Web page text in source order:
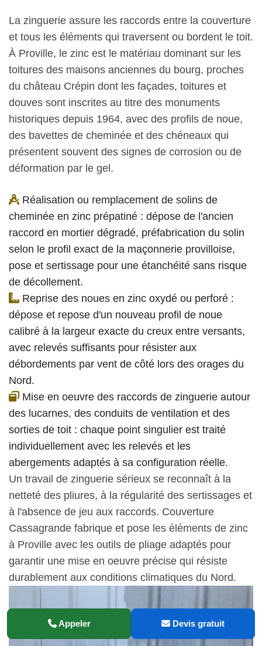
La zinguerie assure les raccords entre la couverture
et tous les éléments qui traversent ou bordent le toit.
À Proville, le zinc est le matériau dominant sur les
toitures des maisons anciennes du bourg, proches
du château Crépin dont les façades, toitures et
douves sont inscrites au titre des monuments
historiques depuis 1964, avec des profils de noue,
des bavettes de cheminée et des chéneaux qui
présentent souvent des signes de corrosion ou de
déformation par le gel.
Réalisation ou remplacement de solins de
cheminée en zinc prépatiné : dépose de l'ancien
raccord en mortier dégradé, préfabrication du solin
selon le profil exact de la maçonnerie provilloise,
pose et sertissage pour une étanchéité sans risque
de décollement.
Reprise des noues en zinc oxydé ou perforé :
dépose et repose d'un nouveau profil de noue
calibré à la largeur exacte du creux entre versants,
avec relevés suffisants pour résister aux
débordements par vent de côté lors des orages du
Nord.
Mise en oeuvre des raccords de zinguerie autour
des lucarnes, des conduits de ventilation et des
sorties de toit : chaque point singulier est traité
individuellement avec les relevés et les
abergements adaptés à sa configuration réelle.
Un travail de zinguerie sérieux se reconnaît à la
netteté des pliures, à la régularité des sertissages et
à l'absence de jeu aux raccords. Couverture
Cassagrande fabrique et pose les éléments de zinc
à Proville avec les outils de pliage adaptés pour
garantir une mise en oeuvre précise qui résiste
durablement aux conditions climatiques du Nord.
Appeler Devis gratuit